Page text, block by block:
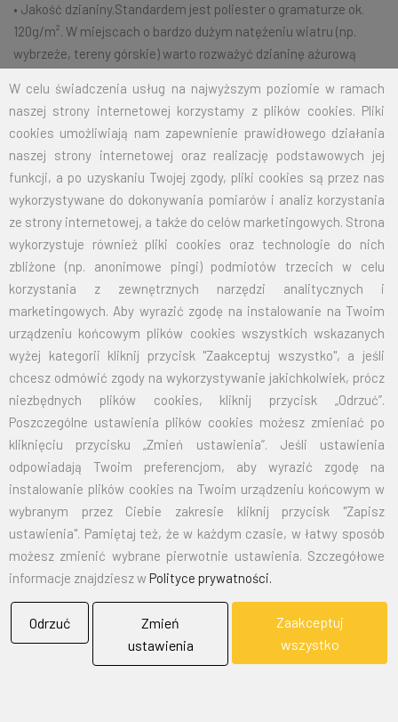
W celu świadczenia usług na najwyższym poziomie w ramach
naszej strony internetowej korzystamy z plików cookies. Pliki
cookies umożliwiają nam zapewnienie prawidłowego działania
naszej strony internetowej oraz realizację podstawowych jej
funkcji, a po uzyskaniu Twojej zgody, pliki cookies są przez nas
wykorzystywane do dokonywania pomiarów i analiz korzystania
ze strony internetowej, a także do celów marketingowych. Strona
wykorzystuje również pliki cookies oraz technologie do nich
zbliżone (np. anonimowe pingi) podmiotów trzecich w celu
korzystania z zewnętrznych narzędzi analitycznych i
marketingowych. Aby wyrazić zgodę na instalowanie na Twoim
urządzeniu końcowym plików cookies wszystkich wskazanych
wyżej kategorii kliknij przycisk "Zaakceptuj wszystko", a jeśli
chcesz odmówić zgody na wykorzystywanie jakichkolwiek, prócz
niezbędnych plików cookies, kliknij przycisk „Odrzuć”.
Poszczególne ustawienia plików cookies możesz zmieniać po
kliknięciu przycisku „Zmień ustawienia”. Jeśli ustawienia
odpowiadają Twoim preferencjom, aby wyrazić zgodę na
instalowanie plików cookies na Twoim urządzeniu końcowym w
wybranym przez Ciebie zakresie kliknij przycisk "Zapisz
ustawienia". Pamiętaj też, że w każdym czasie, w łatwy sposób
możesz zmienić wybrane pierwotnie ustawienia. Szczegółowe
informacje znajdziesz wPolityce prywatności.
Odrzuć
Zmień
ustawienia
Zaakceptuj
wszystko
• Jakość dzianiny.Standardem jest poliester o gramaturze ok.
120g/m². W miejscach o bardzo dużym natężeniu wiatru (np.
wybrzeże, tereny górskie) warto rozważyć dzianinę ażurową
SERWIS I PIELĘGNACJA –
FLAGI NA MASZT
Nawet najlepsze maszty i flagi wymagają opieki. Jako
specjaliści zawsze przypominamy naszym klientom o kilku
prostych zasadach, które mogą wydłużyć życie flag.
• Regularne pranie - kurz i zanieczyszczenia wbijają się we
włókna i działają jak papier ścierny. Pranie flagi w temperaturze
40°C dwa razy w roku znacząco poprawia jej elastyczność.
• Pogoda - przy wietrze przekraczającym 60-70 km/h flagi
powinny być opuszczane. To chroni nie tylko materiał, ale i sam
maszt przed przeciążeniem.
• Kontrola okuć - raz w roku sprawdź stan karabińczyków i linek.
Przetarta linka może doprowadzić do zablokowania mechanizmu
na szczycie, co wymaga użycia podnośnika do naprawy.
DLACZEGO WARTO POSTAWIĆ
NA BIEL-FLAG PRZY
WYBORZEFLAGI NA MASZT?
za każdy etap zamówienia. Nasza siedziba mieści się w Bielsku-
Białej, a nasze realizacje dostarczamy i montujemy na terenie
całej Polski. Współpracujemy z urzędami, instytucjami